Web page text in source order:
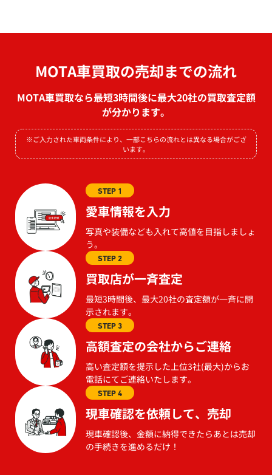
MOTA車買取の売却までの流れ
MOTA車買取なら最短3時間後に最大20社の買取査定額
が分かります。
※ご入力された車両条件により、一部こちらの流れとは異なる場合がござ
います。
STEP 1
愛車情報を入力
写真や装備なども入れて高値を目指しましょ
う。
STEP 2
買取店が一斉査定
最短3時間後、最大20社の査定額が一斉に開
示されます。
STEP 3
高額査定の会社からご連絡
高い査定額を提示した上位3社(最大)からお
電話にてご連絡いたします。
STEP 4
現車確認を依頼して、売却
現車確認後、金額に納得できたらあとは売却
の手続きを進めるだけ！